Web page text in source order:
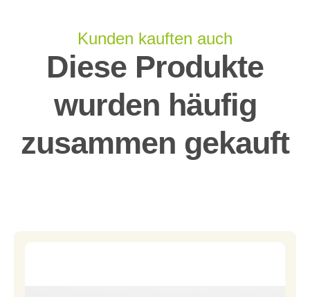
Kunden kauften auch
Diese Produkte
wurden häufig
zusammen gekauft